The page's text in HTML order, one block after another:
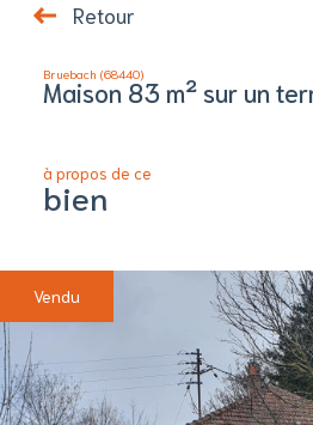
Retour
Bruebach (68440)
Maison 83 m² sur un
à propos de ce
bien
Vendu